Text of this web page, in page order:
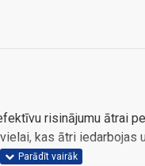
risinājumu ātrai
kas ātri iedarbojas